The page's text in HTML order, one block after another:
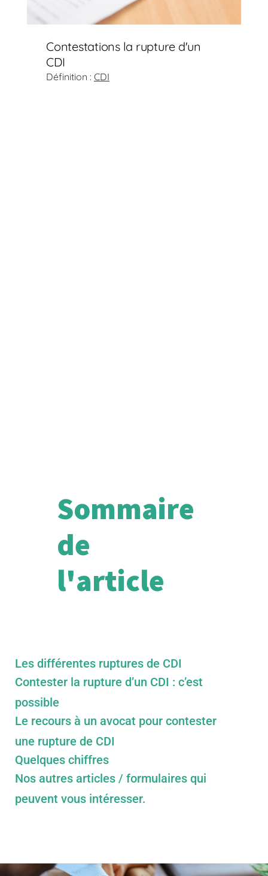
Sommaire
de
l'article
Les différentes ruptures de CDI
Contester la rupture d’un CDI : c’est
possible
Le recours à un avocat pour contester
une rupture de CDI
Quelques chiffres
Nos autres articles / formulaires qui
peuvent vous intéresser.